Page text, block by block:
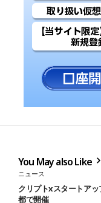
You May also Like
ニュース
クリプトxスタートア
都で開催